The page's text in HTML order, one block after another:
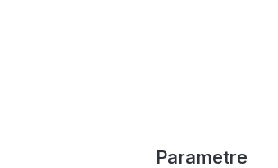
Parametre